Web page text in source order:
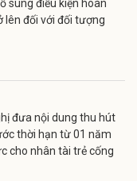
sung điều kiện hoàn
đối với đối tượng
đưa nội dung thu hút
thời hạn từ 01 năm
cho nhân tài trẻ cống